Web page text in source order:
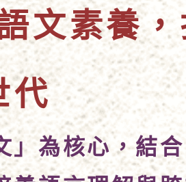
文素養
代
」為核心，結